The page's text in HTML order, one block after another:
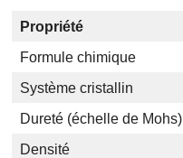
Propriété
Formule chimique
Système cristallin
Dureté (échelle de Mohs)
Densité